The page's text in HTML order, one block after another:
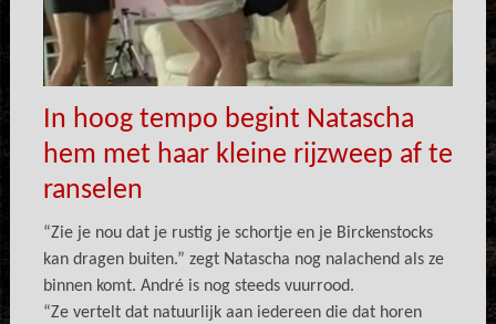
In hoog tempo begint Natascha
hem met haar kleine rijzweep af te
ranselen
“Zie je nou dat je rustig je schortje en je Birckenstocks
kan dragen buiten.” zegt Natascha nog nalachend als ze
binnen komt. André is nog steeds vuurrood.
“Ze vertelt dat natuurlijk aan iedereen die dat horen